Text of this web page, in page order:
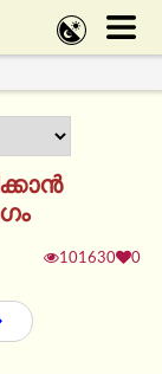
101630 0